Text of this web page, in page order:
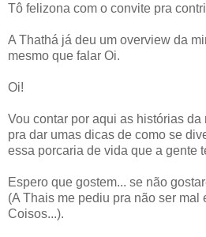
Tô felizona com o convite pra
A Thathá já deu um overview da
mesmo que falar Oi.
Oi!
Vou contar por aqui as histórias
pra dar umas dicas de como se
essa porcaria de vida que a gente
Espero que gostem... se não
(A Thais me pediu pra não ser mal
Coisos...).